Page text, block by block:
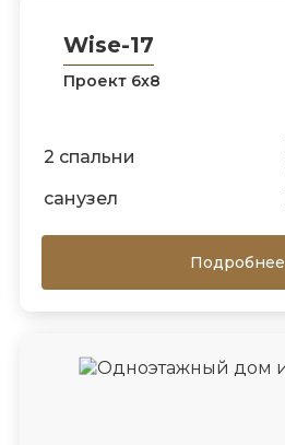
Wise-17
Проект 6х8
2 спальни
санузел
Подробнее